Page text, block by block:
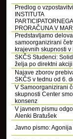
Predlog o vzpostavitvi
INSTITUTA
PARTICIPATORNEGA
PRORAČUNA V
Predstavljamo
samoorganizirani
krajevnih skupnosti v
SKČS Studenci:
želja po direktni akciji
Najave zborov
SKČS v tednu od 6.
V Samoorganizirani
skupnosti Center
konsenz
V javnem pismu
Alenki Bratušek
Javno pismo: